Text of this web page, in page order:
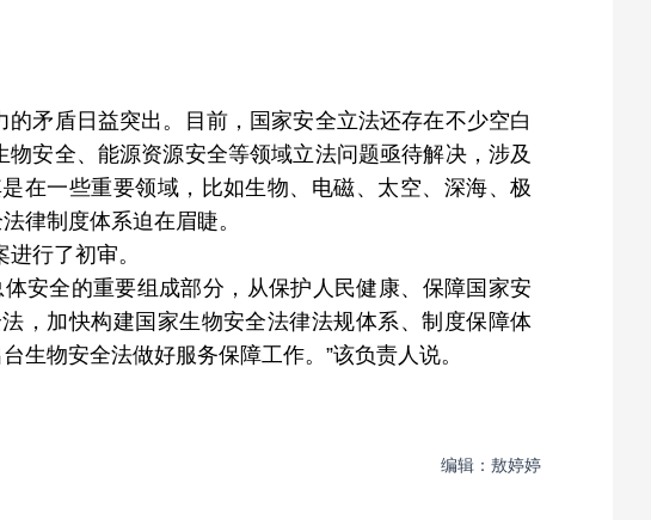
矛盾日益突出。目前，国家安全立法还存在不少空白
安全、能源资源安全等领域立法问题亟待解决，涉及
在一些重要领域，比如生物、电磁、太空、深海、极
律制度体系迫在眉睫。
行了初审。
安全的重要组成部分，从保护人民健康、保障国家安
，加快构建国家生物安全法律法规体系、制度保障体
物安全法做好服务保障工作。”该负责人说。
编辑：敖婷婷